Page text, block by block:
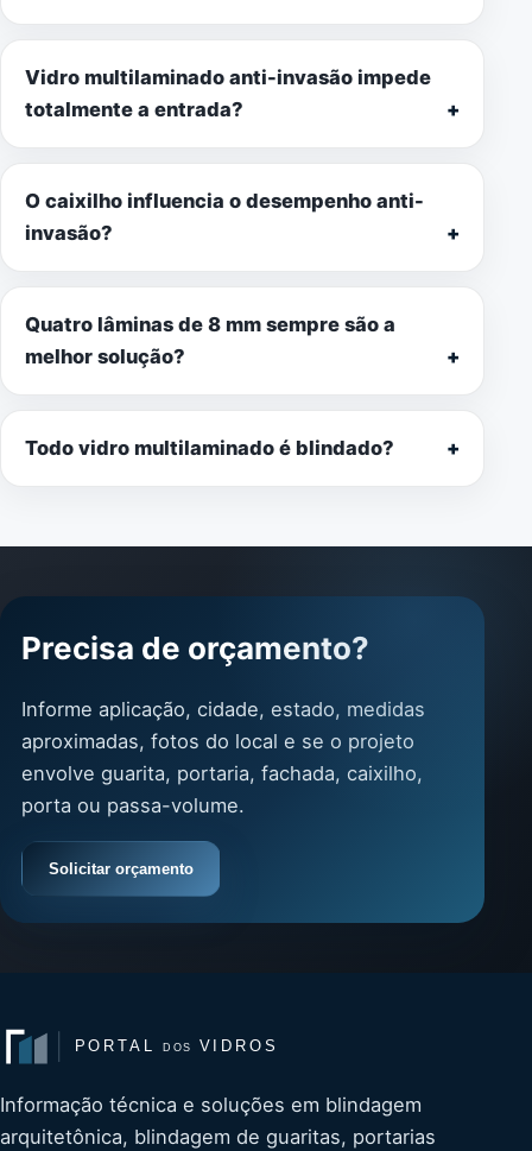
Vidro multilaminado anti-invasão impede
totalmente a entrada?
O caixilho influencia o desempenho anti-
invasão?
Quatro lâminas de 8 mm sempre são a
melhor solução?
Todo vidro multilaminado é blindado?
Precisa de orçamento?
Informe aplicação, cidade, estado, medidas
aproximadas, fotos do local e se o projeto
envolve guarita, portaria, fachada, caixilho,
porta ou passa-volume.
Solicitar orçamento
Informação técnica e soluções em blindagem
arquitetônica, blindagem de guaritas, portarias